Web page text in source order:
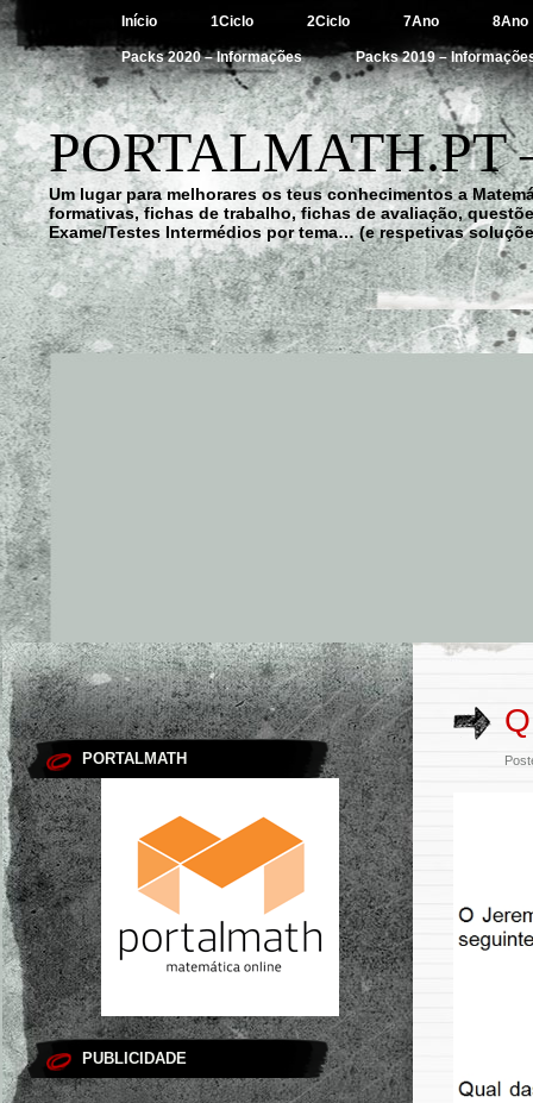
Início 1Ciclo 2Ciclo 7Ano 8Ano
Packs 2020 – Informações Packs 2019 –
Um lugar para melhorares os teus conhecimentos a
formativas, fichas de trabalho, fichas de avaliação,
Exame/Testes Intermédios por tema… (e respetivas
PORTALMATH
PUBLICIDADE